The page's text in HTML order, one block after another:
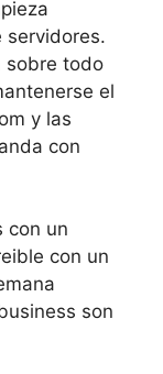
servidores.
sobre todo
el
y las
con
con un
con un
son